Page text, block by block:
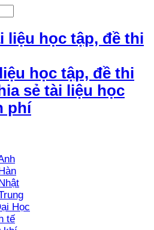
học tập, đề thi
sẻ tài liệu học
phí
Học
tế